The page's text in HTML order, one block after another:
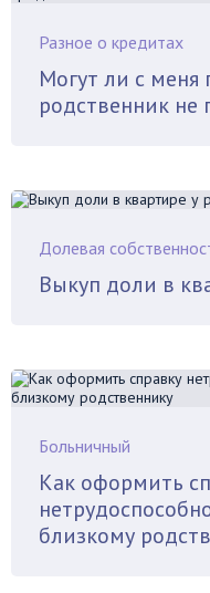
Разное о кредитах
Могут ли с меня
родственник не
Долевая
Выкуп доли в
Больничный
Как оформить
близкому